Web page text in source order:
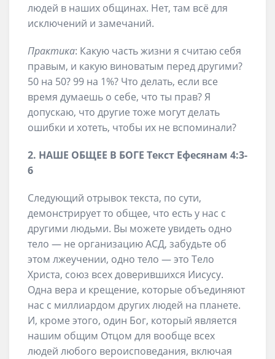
людей в наших общинах. Нет, там всё для
исключений и замечаний.
Практика: Какую часть жизни я считаю себя
правым, и какую виноватым перед другими?
50 на 50? 99 на 1%? Что делать, если все
время думаешь о себе, что ты прав? Я
допускаю, что другие тоже могут делать
ошибки и хотеть, чтобы их не вспоминали?
2. НАШЕ ОБЩЕЕ В БОГЕ Текст Ефесянам 4:3-
6
Следующий отрывок текста, по сути,
демонстрирует то общее, что есть у нас с
другими людьми. Вы можете увидеть одно
тело — не организацию АСД, забудьте об
этом лжеучении, одно тело — это Тело
Христа, союз всех доверившихся Иисусу.
Одна вера и крещение, которые объединяют
нас с миллиардом других людей на планете.
И, кроме этого, один Бог, который является
нашим общим Отцом для вообще всех
людей любого вероисповедания, включая